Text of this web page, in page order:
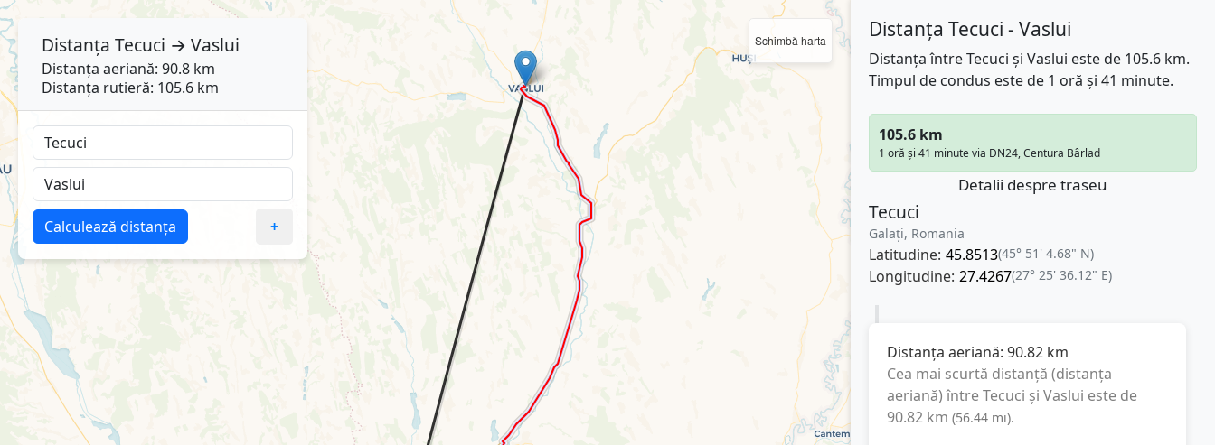
Schimbă harta Distanța Tecuci - Vaslui
Distanța între Tecuci și Vaslui este de 105.6 km.
Timpul de condus este de 1 oră și 41 minute.
105.6 km
1 oră și 41 minute via DN24, Centura Bârlad
Detalii despre traseu
Tecuci
Galați, Romania
Latitudine: 45.8513(45° 51' 4.68" N)
Longitudine: 27.4267(27° 25' 36.12" E)
Distanța aeriană: 90.82 km
Cea mai scurtă distanță (distanța
aeriană) întreTecuci și Vaslui este de
90.82 km (56.44 mi).
Distanța Tecuci → Vaslui
Distanța aeriană: 90.8 km
Distanța rutieră: 105.6 km
Calculează distanța +